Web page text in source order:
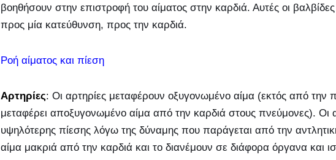
βοηθήσουν στην επιστροφή του αίματος στην καρδιά. Αυτές οι βαλβίδες
προς μία κατεύθυνση, προς την καρδιά.
Ροή αίματος και πίεση
Αρτηρίες: Οι αρτηρίες μεταφέρουν οξυγονωμένο αίμα (εκτός από την
μεταφέρει αποξυγονωμένο αίμα από την καρδιά στους πνεύμονες). Οι
υψηλότερης πίεσης λόγω της δύναμης που παράγεται από την
αίμα μακριά από την καρδιά και το διανέμουν σε διάφορα όργανα και